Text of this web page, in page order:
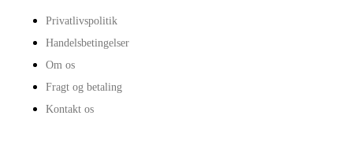
Privatlivspolitik
Handelsbetingelser
Om os
Fragt og betaling
Kontakt os